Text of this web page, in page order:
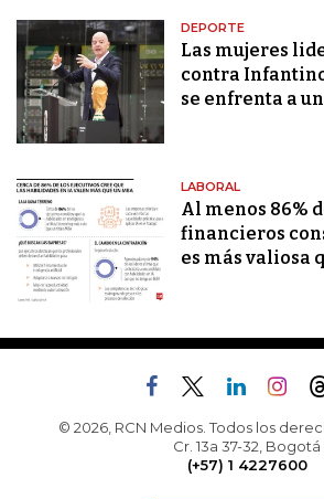
DEPORTE
Las mujeres
contra
se enfrenta a
LABORAL
Al menos 86%
financieros
es más valiosa
© 2026, RCN Medios. Todos los
Cr. 13a 37-32, Bogotá
(+57) 1 4227600